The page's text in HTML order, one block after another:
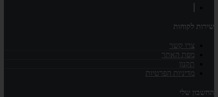
שירות לקוחות
צרו קשר
מפת האתר
תקנון
מדיניות הפרטיות
החשבון שלי